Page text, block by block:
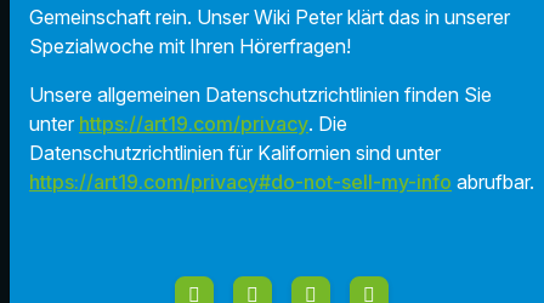
Gemeinschaft rein. Unser Wiki Peter klärt das in unserer
Spezialwoche mit Ihren Hörerfragen!
Unsere allgemeinen Datenschutzrichtlinien finden Sie
unter https://art19.com/privacy. Die
Datenschutzrichtlinien für Kalifornien sind unter
https://art19.com/privacy#do-not-sell-my-info abrufbar.